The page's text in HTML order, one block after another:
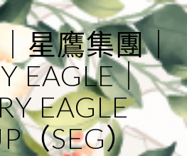
星鷹集團｜
EAGLE｜
EAGLE
（SEG）